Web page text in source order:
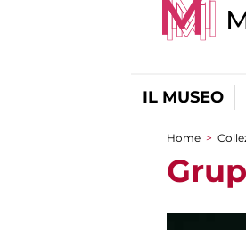
IL MUSEO
Tu sei
Home >